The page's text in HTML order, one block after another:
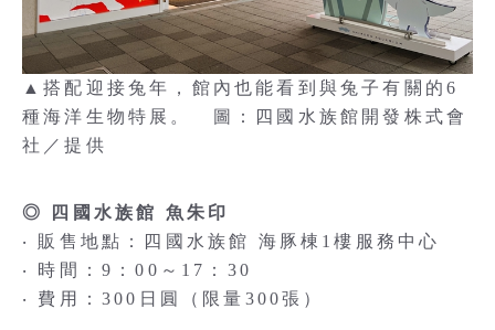
▲搭配迎接兔年，館內也能看到與兔子有關的6
種海洋生物特展。 圖：四國水族館開發株式會
社／提供
◎ 四國水族館 魚朱印
‧ 販售地點：四國水族館 海豚棟1樓服務中心
‧ 時間：9：00～17：30
‧ 費用：300日圓（限量300張）